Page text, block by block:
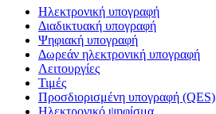
Ηλεκτρονική υπογραφή
Διαδικτυακή υπογραφή
Ψηφιακή υπογραφή
Δωρεάν ηλεκτρονική υπογραφή
Λειτουργίες
Τιμές
Προσδιορισμένη υπογραφή (QES)
Ηλεκτρονικό ψηφίσμα